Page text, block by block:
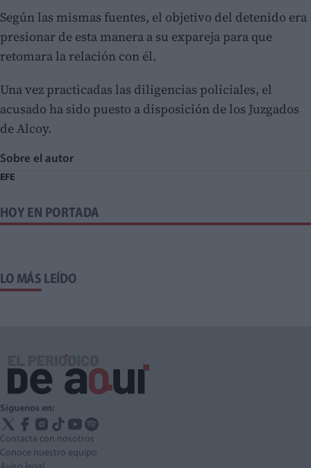
Según las mismas fuentes, el objetivo del detenido era
presionar de esta manera a su expareja para que
retomara la relación con él.
Una vez practicadas las diligencias policiales, el
acusado ha sido puesto a disposición de los Juzgados
de Alcoy.
Sobre el autor
EFE
HOY EN PORTADA
LO MÁS LEÍDO
Síguenos en:
Contacta con nosotros
Conoce nuestro equipo